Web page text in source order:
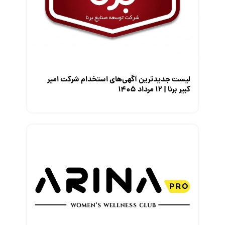
معرفی متخصصان منابع انسانی
لیست جدیدترین آگهی‌های استخدام شرکت امیر
کبیر برنا | ۱۲ مرداد ۱۴۰۵